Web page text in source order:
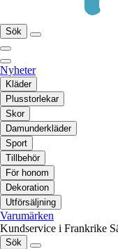
Sök
Nyheter
Kläder
Plusstorlekar
Skor
Damunderkläder
Sport
Tillbehör
För honom
Dekoration
Utförsäljning
Varumärken
Kundservice i Frankrike
Sök